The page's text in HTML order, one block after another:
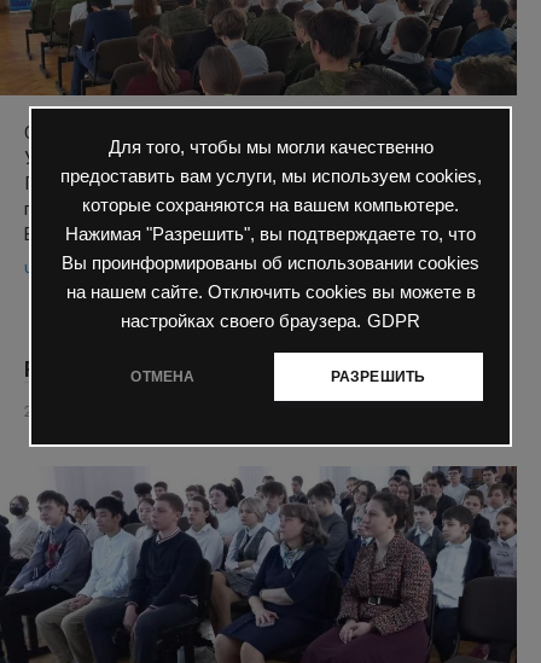
Для того, чтобы мы могли качественно
предоставить вам услуги, мы используем cookies,
которые сохраняются на вашем компьютере.
Нажимая "Разрешить", вы подтверждаете то, что
Вы проинформированы об использовании cookies
на нашем сайте. Отключить cookies вы можете в
настройках своего браузера. GDPR
ОТМЕНА РАЗРЕШИТЬ
Сегодня для учащихся 7-го, 8-х, 11-го класса состоялся
Урок Мужества, который провел заместитель
Председателя ДОСААФ начальник отдела военно-
патриотической и спортивной работы Караульнов Вадим
Валентинович. Александр Иванович Покрышкин –…
Читать полностью
Разговоры о важном
20 Фев 2023